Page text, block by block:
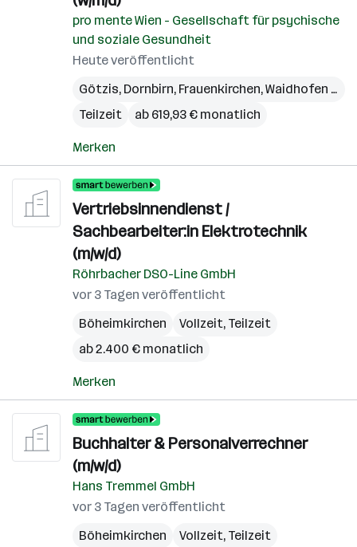
pro mente Wien - Gesellschaft für psychische
und soziale Gesundheit
Heute veröffentlicht
Götzis, Dornbirn, Frauenkirchen,Waidhofen an der Ybbs
Teilzeit
ab 619,93 € monatlich
Merken
Vertriebsinnendienst /
Sachbearbeiter:in Elektrotechnik
(m/w/d)
Röhrbacher DSO-Line GmbH
vor 3 Tagen veröffentlicht
Böheimkirchen
Vollzeit, Teilzeit
ab 2.400 € monatlich
Merken
Buchhalter & Personalverrechner
(m/w/d)
Hans Tremmel GmbH
vor 3 Tagen veröffentlicht
Böheimkirchen
Vollzeit, Teilzeit